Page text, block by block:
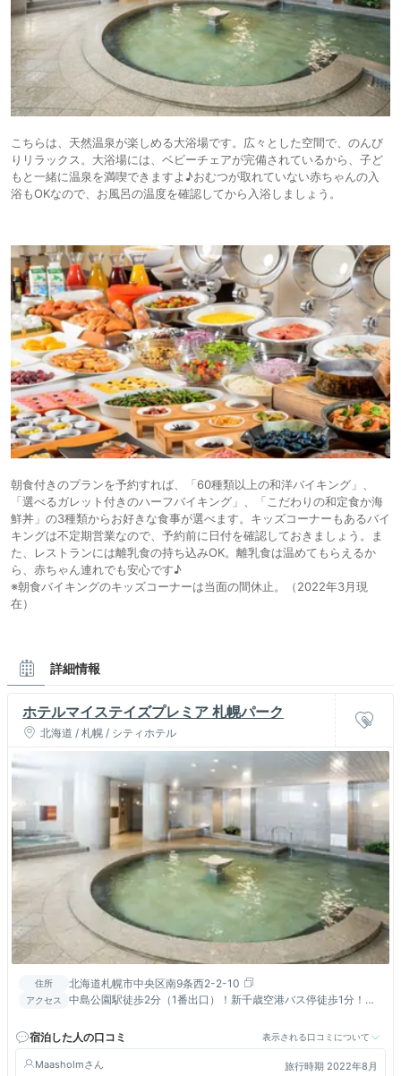
こちらは、天然温泉が楽しめる大浴場です。広々とした空間で、のんび
りリラックス。大浴場には、ベビーチェアが完備されているから、子ど
もと一緒に温泉を満喫できますよ♪おむつが取れていない赤ちゃんの入
浴もOKなので、お風呂の温度を確認してから入浴しましょう。
朝食付きのプランを予約すれば、「60種類以上の和洋バイキング」、
「選べるガレット付きのハーフバイキング」、「こだわりの和定食か海
鮮丼」の3種類からお好きな食事が選べます。キッズコーナーもあるバイ
キングは不定期営業なので、予約前に日付を確認しておきましょう。ま
た、レストランには離乳食の持ち込みOK。離乳食は温めてもらえるか
ら、赤ちゃん連れでも安心です♪
※朝食バイキングのキッズコーナーは当面の間休止。（2022年3月現
在）
詳細情報
ホテルマイステイズプレミア 札幌パーク
北海道 / 札幌 / シティホテル
住所 北海道札幌市中央区南9条西2-2-10
アクセス
中島公園駅徒歩2分（1番出口）！新千歳空港バス停徒歩1分！す
宿泊した人の口コミ
表示される口コミについて
Maasholm 旅行時期 2022年8月